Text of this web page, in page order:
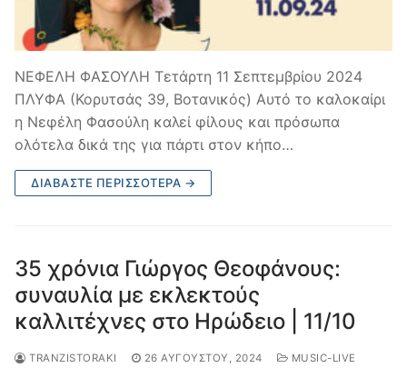
ΝΕΦΕΛΗ ΦΑΣΟΥΛΗ Τετάρτη 11 Σεπτεμβρίου 2024
ΠΛΥΦΑ (Κορυτσάς 39, Βοτανικός) Aυτό το καλοκαίρι
η Νεφέλη Φασούλη καλεί φίλους και πρόσωπα
ολότελα δικά της για πάρτι στον κήπο…
ΔΙΑΒΆΣΤΕ ΠΕΡΙΣΣΌΤΕΡΑ →
35 χρόνια Γιώργος Θεοφάνους:
συναυλία με εκλεκτούς
καλλιτέχνες στο Ηρώδειο | 11/10
TRANZISTORAKI 26 ΑΥΓΟΎΣΤΟΥ, 2024
MUSIC-LIVE